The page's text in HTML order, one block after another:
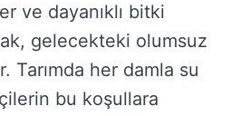
ve dayanıklı bitki
gelecekteki olumsuz
Tarımda her damla su
bu koşullara